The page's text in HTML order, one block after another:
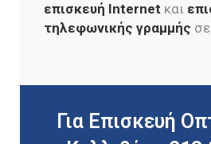
επισκευή Internet και
τηλεφωνικής γραμμής
Για Επισκευή